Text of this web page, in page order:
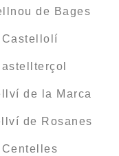
de Bages
de la Marca
de Rosanes